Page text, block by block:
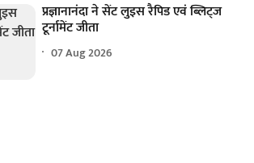
प्रज्ञानानंदा ने सेंट लुइस रैपिड एवं ब्लिट्ज
टूर्नामेंट जीता
07 Aug 2026